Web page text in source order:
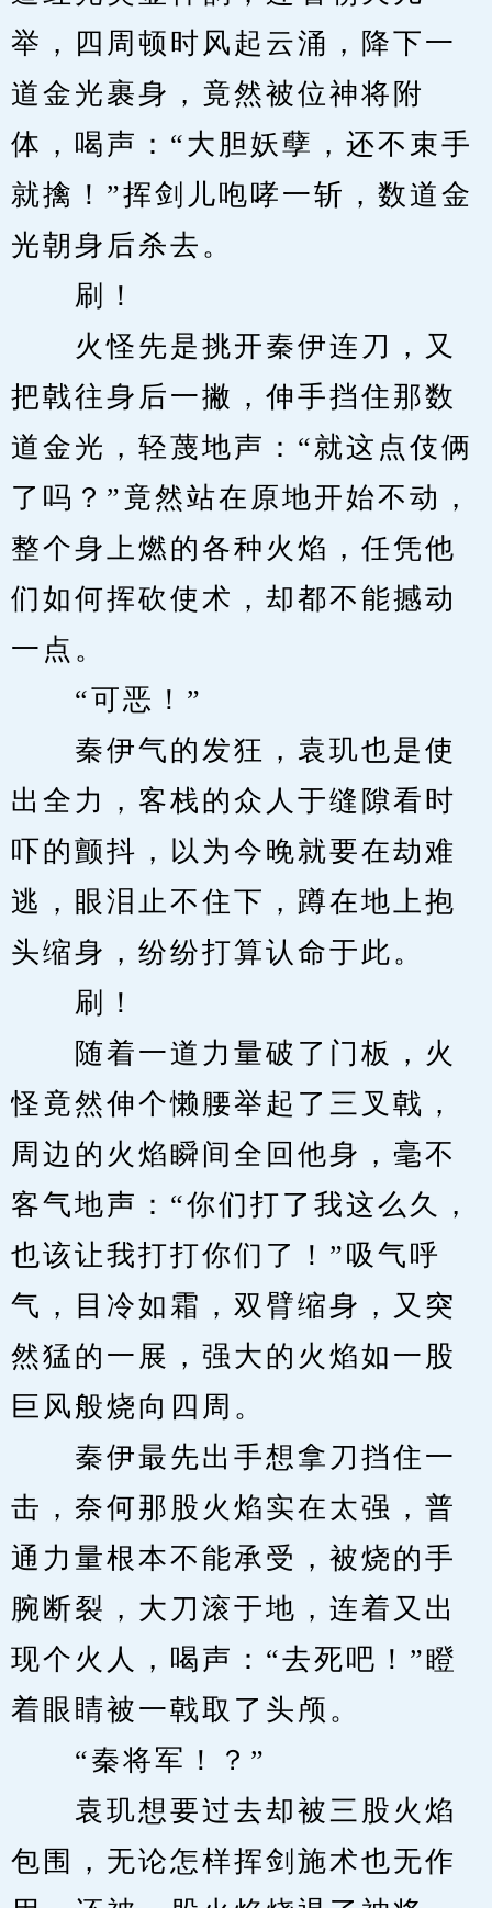
举，四周顿时风起云涌，降下一
道金光裹身，竟然被位神将附
体，喝声：“大胆妖孽，还不束手
就擒！”挥剑儿咆哮一斩，数道金
光朝身后杀去。
刷！
火怪先是挑开秦伊连刀，又
把戟往身后一撇，伸手挡住那数
道金光，轻蔑地声：“就这点伎俩
了吗？”竟然站在原地开始不动，
整个身上燃的各种火焰，任凭他
们如何挥砍使术，却都不能撼动
一点。
“可恶！”
秦伊气的发狂，袁玑也是使
出全力，客栈的众人于缝隙看时
吓的颤抖，以为今晚就要在劫难
逃，眼泪止不住下，蹲在地上抱
头缩身，纷纷打算认命于此。
刷！
随着一道力量破了门板，火
怪竟然伸个懒腰举起了三叉戟，
周边的火焰瞬间全回他身，毫不
客气地声：“你们打了我这么久，
也该让我打打你们了！”吸气呼
气，目冷如霜，双臂缩身，又突
然猛的一展，强大的火焰如一股
巨风般烧向四周。
秦伊最先出手想拿刀挡住一
击，奈何那股火焰实在太强，普
通力量根本不能承受，被烧的手
腕断裂，大刀滚于地，连着又出
现个火人，喝声：“去死吧！”瞪
着眼睛被一戟取了头颅。
“秦将军！？”
袁玑想要过去却被三股火焰
包围，无论怎样挥剑施术也无作